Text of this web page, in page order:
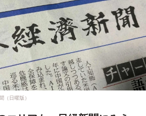
日曜版）